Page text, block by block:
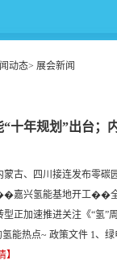
动态> 展会新闻
十年规划”出台；
蒙古、四川接连发布零
嘉兴氢能基地开工��
正加速推进关注《“氢”
氢能热点~ 政策文件 1、
】